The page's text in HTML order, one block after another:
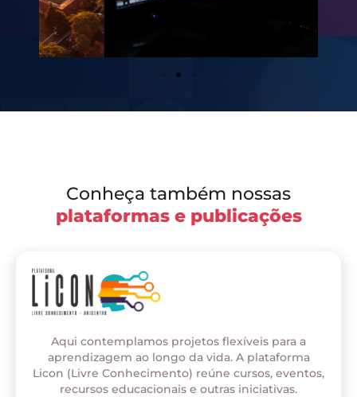
Conheça também nossas
plataformas e publicações
Aqui contemplamos projetos flexíveis para a
aprendizagem ao longo da vida. A plataforma
Licon (Livre Conhecimento) reúne cursos, eventos,
recursos educacionais e outras iniciativas.